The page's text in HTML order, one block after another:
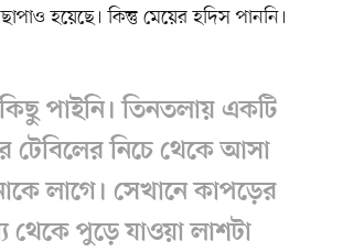
হয়েছে। কিন্তু মেয়ের হদিস পাননি।
পাইনি। তিনতলায় একটি
টেবিলের নিচে থেকে আসা
লাগে। সেখানে কাপড়ের
থেকে পুড়ে যাওয়া লাশটা